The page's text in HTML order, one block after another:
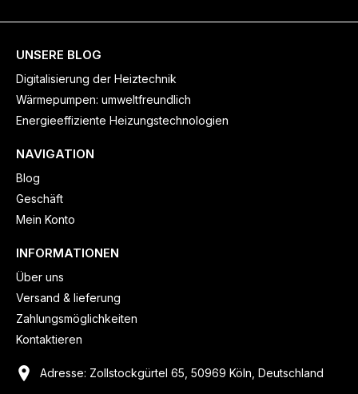
UNSERE BLOG
Digitalisierung der Heiztechnik
Wärmepumpen: umweltfreundlich
Energieeffiziente Heizungstechnologien
NAVIGATION
Blog
Geschäft
Mein Konto
INFORMATIONEN
Über uns
Versand & lieferung
Zahlungsmöglichkeiten
Kontaktieren
Adresse: Zollstockgürtel 65, 50969 Köln, Deutschland